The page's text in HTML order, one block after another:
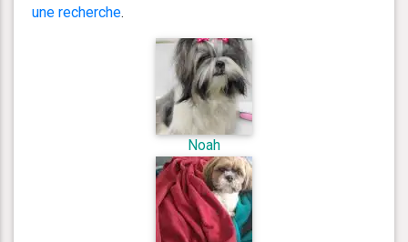
une recherche.
Noah